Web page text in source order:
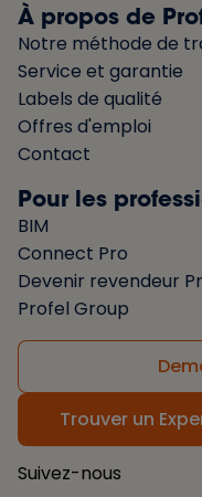
À propos de
Notre méthode de
Service et garantie
Labels de qualité
Offres d'emploi
Contact
Pour les
BIM
Connect Pro
Devenir revendeur
Profel Group
Trouver un
Suivez-nous